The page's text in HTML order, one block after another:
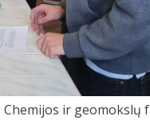
ir geomokslų